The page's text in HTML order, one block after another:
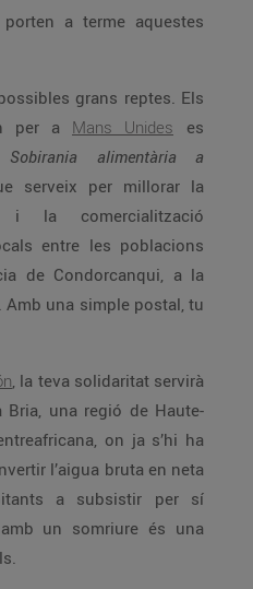
a terme aquestes
grans reptes. Els
per a Mans Unides es
Sobirania alimentària a
serveix per millorar la
i la comercialització
entre les poblacions
de Condorcanqui, a la
Amb una simple postal, tu
, la teva solidaritat servirà
Bria, una regió de Haute-
on ja s’hi ha
l’aigua bruta en neta
a subsistir per sí
un somriure és una